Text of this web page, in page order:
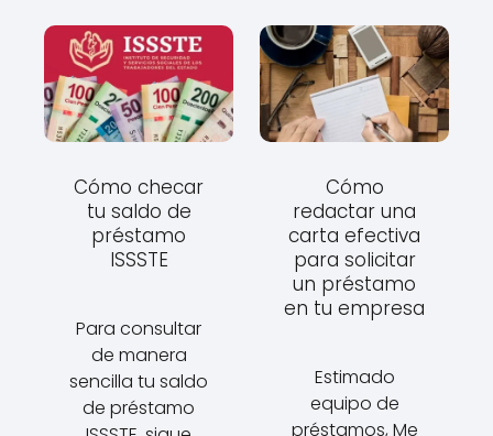
Cómo checar
tu saldo de
préstamo
ISSSTE
Para consultar
de manera
sencilla tu saldo
de préstamo
Cómo
redactar una
carta efectiva
para solicitar
un préstamo
en tu empresa
Estimado
equipo de
préstamos, Me